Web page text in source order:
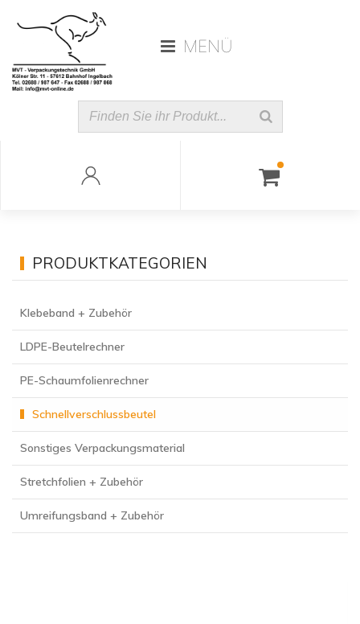
MENÜ
PRODUKTKATEGORIEN
Klebeband + Zubehör
LDPE-Beutelrechner
PE-Schaumfolienrechner
Schnellverschlussbeutel
Sonstiges Verpackungsmaterial
Stretchfolien + Zubehör
Umreifungsband + Zubehör